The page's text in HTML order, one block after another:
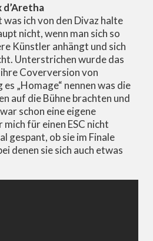
d’Aretha
ich von den Divaz halte
nicht, wenn man sich so
Künstler anhängt und sich
Unterstrichen wurde das
Coverversion von
es „Homage“ nennen was die
auf die Bühne brachten und
schon eine eigene
für einen ESC nicht
gespant, ob sie im Finale
denen sie sich auch etwas